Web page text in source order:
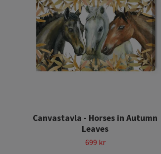
Canvastavla - Horses in Autumn
Leaves
699 kr